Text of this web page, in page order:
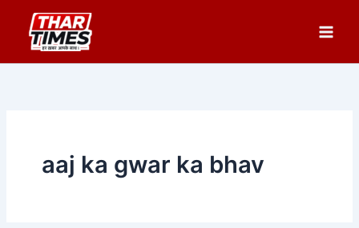
content
aaj ka gwar ka bhav